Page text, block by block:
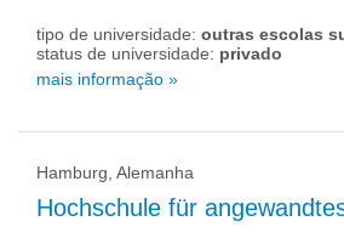
tipo de universidade: outras escolas
status de universidade: privado
mais informação »
Hamburg, Alemanha
Hochschule für